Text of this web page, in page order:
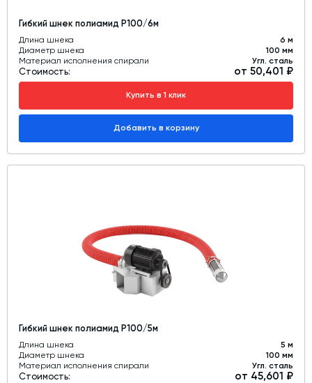
Гибкий шнек полиамид Р100/6м
Длина шнека
6 м
Диаметр шнека
100 мм
Материал исполнения спирали
Угл. сталь
Стоимость: от 50,401 ₽
Купить в 1 клик
Добавить в корзину
Гибкий шнек полиамид Р100/5м
Длина шнека
5 м
Диаметр шнека
100 мм
Материал исполнения спирали
Угл. сталь
Стоимость: от 45,601 ₽